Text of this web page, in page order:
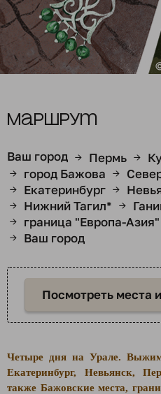
Маршрут
Ваш город → Пермь →
→ город Бажова →
→ Екатеринбург →
→ Нижний Тагил* →
→ граница "Европа-Азия"
→ Ваш город
Посмотреть места
Четыре дня на Урале.
Екатеринбург, Невьянск,
также Бажовские места,